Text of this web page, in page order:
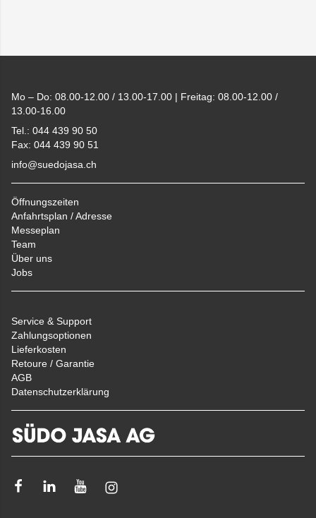
Mo – Do: 08.00-12.00 / 13.00-17.00 | Freitag: 08.00-12.00 /
13.00-16.00
Tel.: 044 439 90 50
Fax: 044 439 90 51
info@suedojasa.ch
Öffnungszeiten
Anfahrtsplan / Adresse
Messeplan
Team
Über uns
Jobs
Service & Support
Zahlungsoptionen
Lieferkosten
Retoure / Garantie
AGB
Datenschutzerklärung
FacebookLinkedinYoutubeInstagram